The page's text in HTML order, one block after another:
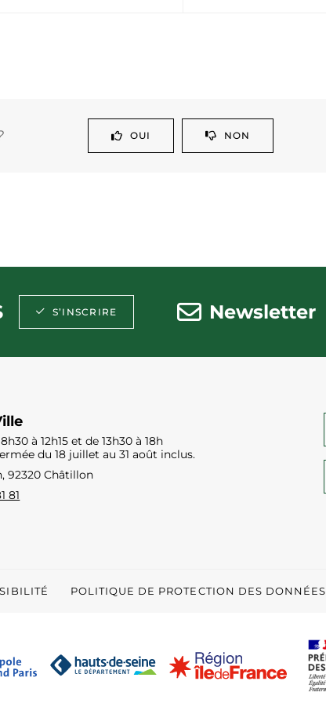
OUI NON
S’INSCRIRE Newsletter
à 12h15 et de 13h30 à 18h
du 18 juillet au 31 août inclus.
92320 Châtillon
81
POLITIQUE DE PROTECTION DES DONNÉES